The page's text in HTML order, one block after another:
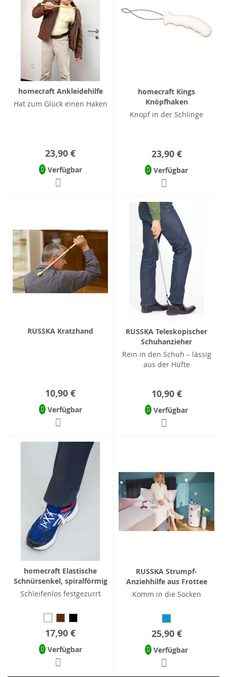
homecraft Ankleidehilfe
Hat zum Glück einen Haken
23,90 €
Verfügbar
homecraft Kings
Knöpfhaken
Knopf in der Schlinge
23,90 €
Verfügbar
RUSSKA Kratzhand
10,90 €
Verfügbar
RUSSKA Teleskopischer
Schuhanzieher
Rein in den Schuh – lässig
aus der Hüfte
10,90 €
Verfügbar
homecraft Elastische
Schnürsenkel, spiralförmig
Schleifenlos festgezurrt
17,90 €
Verfügbar
RUSSKA Strumpf-
Anziehhilfe aus Frottee
Komm in die Socken
25,90 €
Verfügbar